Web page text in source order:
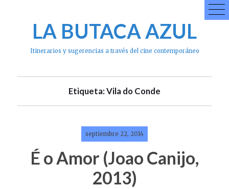
LA BUTACA AZUL
Itinerarios y sugerencias a través del cine contemporáneo
Etiqueta: Vila do Conde
septiembre 22, 2014
É o Amor (Joao Canijo,
2013)